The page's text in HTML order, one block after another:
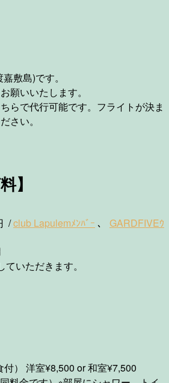
敷島)です。
願いいたします。
らで代行可能です。フライトが決ま
さい。
】
/club Lapulemﾒﾝﾊﾞｰ 、 GARDFIVEｳ
いただきます。
） 洋室¥8,500 or 和室¥7,500